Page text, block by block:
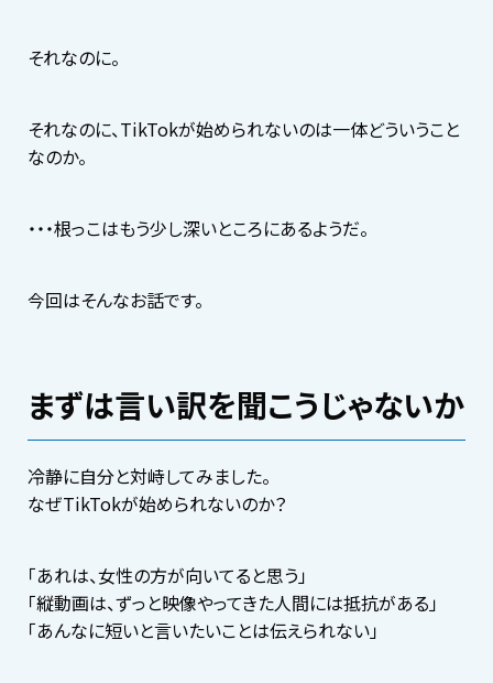
それなのに。
それなのに、TikTokが始められないのは一体どういうこと
なのか。
・・・根っこはもう少し深いところにあるようだ。
今回はそんなお話です。
まずは言い訳を聞こうじゃないか
冷静に自分と対峙してみました。
なぜTikTokが始められないのか？
「あれは、女性の方が向いてると思う」
「縦動画は、ずっと映像やってきた人間には抵抗がある」
「あんなに短いと言いたいことは伝えられない」